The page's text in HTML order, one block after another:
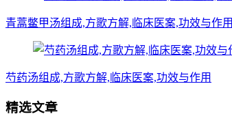
青蒿鳖甲汤组成,方歌方解,临床医案,功效与作用
芍药汤组成,方歌方解,临床医案,功效与作用
精选文章